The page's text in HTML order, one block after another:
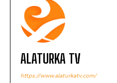
ALATURKA TV
https://www.alaturkatv.com/